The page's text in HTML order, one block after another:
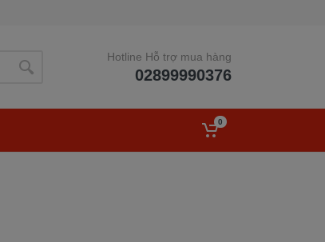
Hotline Hỗ trợ mua hàng
02899990376
0